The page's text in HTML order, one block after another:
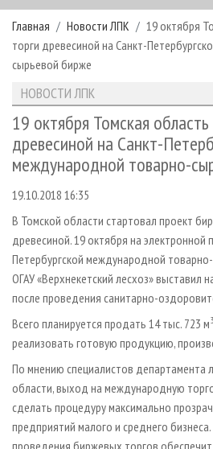
РУБРИКИ И ТЕМЫ
РУБРИКИ ЖУРНАЛА
ЛЕСНОЕ ХОЗЯЙСТВО
ЛЕСОЗАГОТОВКА
ЛЕСОПИЛЕНИЕ
ДЕРЕВООБРАБОТКА
СУШКА ДРЕВЕСИНЫ
ПРОИЗВОДСТВО ДРЕВЕСНЫХ ПЛИТ
ДЕРЕВЯННОЕ ДОМОСТРОЕНИЕ
ПРОИЗВОДСТВО МЕБЕЛИ
БИОЭНЕРГЕТИКА
ЦБП
ИНСТРУМЕНТ И МАТЕРИАЛЫ
НОВОСТИ
КАЛЕНДАРЬ СОБЫТИЙ
НОВОСТИ ЛПК
НОВОСТИ ЖУРНАЛА
НОВОСТИ КОМПАНИЙ
ПРОЕКТЫ ЛПИ
АНАЛИТИКА
ПРЕДПРИЯТИЯ ЛПК
ЛЕСНЫЕ РЕГИОНЫ РОССИИ
ПЕРСОНЫ
МОБИЛЬНЫЕ ВЫСТАВКИ
ОФИЦИАЛЬНЫЕ ДЕЛЕГАЦИИ
ПРИОРИТЕТНЫЕ ИНВЕСТПРОЕКТЫ
RUSSIAN FORESTRY REVIEW
ГАЗЕТА ЛЕСПРОМФОРУМ
БИБЛИОТЕКА СПЕЦИАЛИСТА
АРХИВ
АРХИВ ЖУРНАЛОВ
СТАТЬИ
О ЖУРНАЛЕ
ПОДПИСКА
КОНТАКТЫ
РЕКЛАМОДАТЕЛЯМ
РЕКЛАМА
РЕКЛАМА НА САЙТЕ
Главная Новости ЛПК
19 октября
торги древесиной на Санкт-
сырьевой бирже
НОВОСТИ ЛПК
19 октября Томская
древесиной на Санкт-
международной товарно-
19.10.2018 16:35
В Томской области стартовал проект
древесиной. 19 октября на электронной
Петербургской международной
ОГАУ «Верхнекетский лесхоз» выставил
после проведения санитарно-
Всего планируется продать 14 тыс. 723 м3
реализовать готовую продукцию,
По мнению специалистов департамента
области, выход на международную
сделать процедуру максимально
предприятий малого и среднего
проведения биржевых торгов